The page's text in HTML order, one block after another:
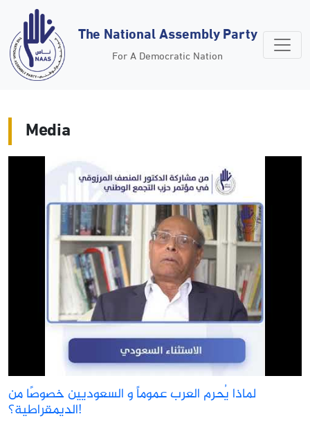
The National Assembly Party
For A Democratic Nation
Media
لماذا يُحرم العرب عموماً و السعوديين خصوصًا من
الديمقراطية؟!